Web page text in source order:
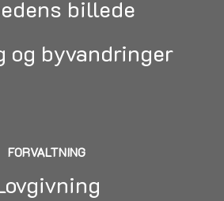
billede
og byvandringer
FORVALTNING